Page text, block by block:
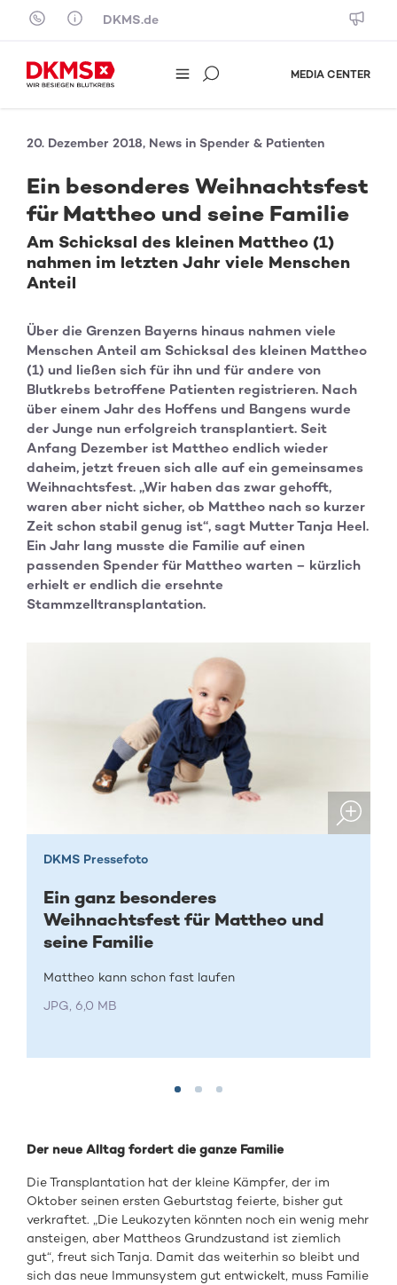
Skip to content
DKMS.de
MEDIA CENTER
20. Dezember 2018, News in Spender & Patienten
Ein besonderes Weihnachtsfest
für Mattheo und seine Familie
Am Schicksal des kleinen Mattheo (1)
nahmen im letzten Jahr viele Menschen
Anteil
Über die Grenzen Bayerns hinaus nahmen viele
Menschen Anteil am Schicksal des kleinen Mattheo
(1) und ließen sich für ihn und für andere von
Blutkrebs betroffene Patienten registrieren. Nach
über einem Jahr des Hoffens und Bangens wurde
der Junge nun erfolgreich transplantiert. Seit
Anfang Dezember ist Mattheo endlich wieder
daheim, jetzt freuen sich alle auf ein gemeinsames
Weihnachtsfest. „Wir haben das zwar gehofft,
waren aber nicht sicher, ob Mattheo nach so kurzer
Zeit schon stabil genug ist“, sagt Mutter Tanja Heel.
Ein Jahr lang musste die Familie auf einen
passenden Spender für Mattheo warten – kürzlich
erhielt er endlich die ersehnte
Stammzelltransplantation.
DKMS Pressefoto
Ein ganz besonderes
Weihnachtsfest für Mattheo und
seine Familie
Mattheo kann schon fast laufen
JPG, 6,0 MB
Der neue Alltag fordert die ganze Familie
Die Transplantation hat der kleine Kämpfer, der im
Oktober seinen ersten Geburtstag feierte, bisher gut
verkraftet. „Die Leukozyten könnten noch ein wenig mehr
ansteigen, aber Mattheos Grundzustand ist ziemlich
gut“, freut sich Tanja. Damit das weiterhin so bleibt und
sich das neue Immunsystem gut entwickelt, muss Familie